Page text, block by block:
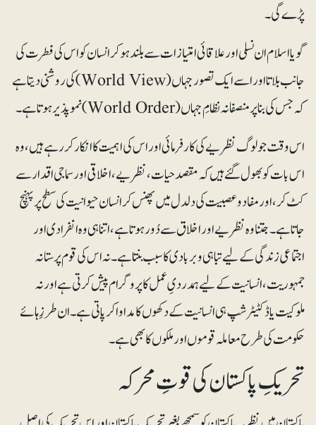
پڑے گی۔
گویا اسلام ان نسلی اور علاقائی امتیازات سے بلند ہو کر انسان کو اس کی فطرت کی
جانب بلاتا اور اسے ایک تصور جہاں (World View) کی روشنی دیتا ہے
کہ جس کی بنا پر منصفانہ نظامِ جہاں (World Order) نموپذیر ہوتا ہے۔
اس وقت جو لوگ نظریے کی کار فرمائی اور اس کی اہمیت کا انکار کر رہے ہیں، وہ
اس بات کو بھول گئے ہیں کہ مقصد حیات، نظریے، اخلاقی اور سماجی اقدار سے
کٹ کر، اور مفاد وعصبیت کی دلدل میں پھنس کر انسان حیوانیت کی سطح پر پہنچ
جاتا ہے۔ جتنا وہ نظریے اور اخلاق سے دُور ہوتا ہے، اتنا ہی وہ انفرادی اور
اجتماعی زندگی کے لیے تباہی وبربادی کا سبب بنتا ہے۔نہ اس کی قوم پرستانہ
جمہوریت، انسانیت کے لیے ہمدردیِ عمل کا پروگرام پیش کرتی ہے اور نہ
ملوکیت یا ڈکٹیٹرشپ ہی انسانیت کے دکھوں کا مداوا کر پاتی ہے۔ ان طرزِ ہائے
حکومت کی طرح معاملہ قوموں اور ملکوں کا بھی ہے۔
تحریکِ پاکستان کی قوتِ محرکہ